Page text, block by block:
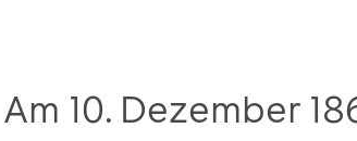
Am 10. Dezember